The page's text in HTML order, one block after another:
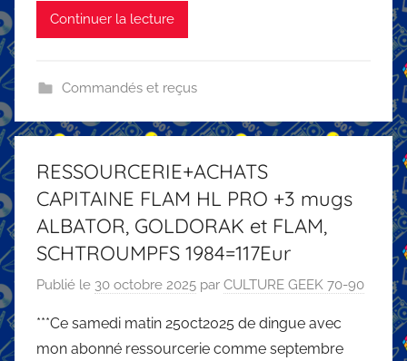
Continuer la lecture
Commandés et reçus
RESSOURCERIE+ACHATS
CAPITAINE FLAM HL PRO +3 mugs
ALBATOR, GOLDORAK et FLAM,
SCHTROUMPFS 1984=117Eur
Publié le 30 octobre 2025 par CULTURE GEEK 70-90
***Ce samedi matin 25oct2025 de dingue avec
mon abonné ressourcerie comme septembre